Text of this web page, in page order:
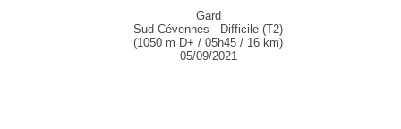
Gard
Sud Cévennes - Difficile (T2)
(1050 m D+ / 05h45 / 16 km)
05/09/2021